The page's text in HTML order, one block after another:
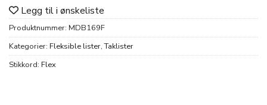
Legg til i ønskeliste
Produktnummer: MDB169F
Kategorier: Fleksible lister,Taklister
Stikkord: Flex